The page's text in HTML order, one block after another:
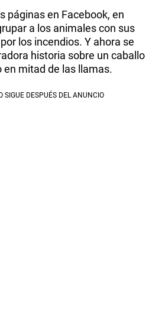
páginas en Facebook, en
a los animales con sus
los incendios. Y ahora se
historia sobre un caballo
mitad de las llamas.